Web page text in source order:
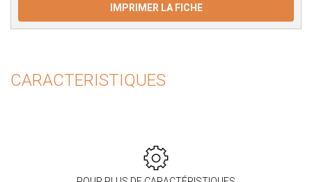
IMPRIMER LA FICHE
CARACTERISTIQUES